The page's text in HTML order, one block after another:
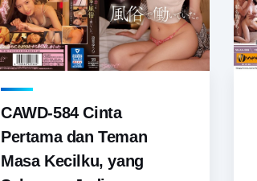
CAWD-584 Cinta
Pertama dan Teman
Masa Kecilku, yang